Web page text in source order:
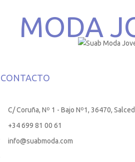
MODA
CONTACTO
C/ Coruña, Nº 1 - Bajo Nº1, 36470,
+34 699 81 00 61
info@suabmoda.com